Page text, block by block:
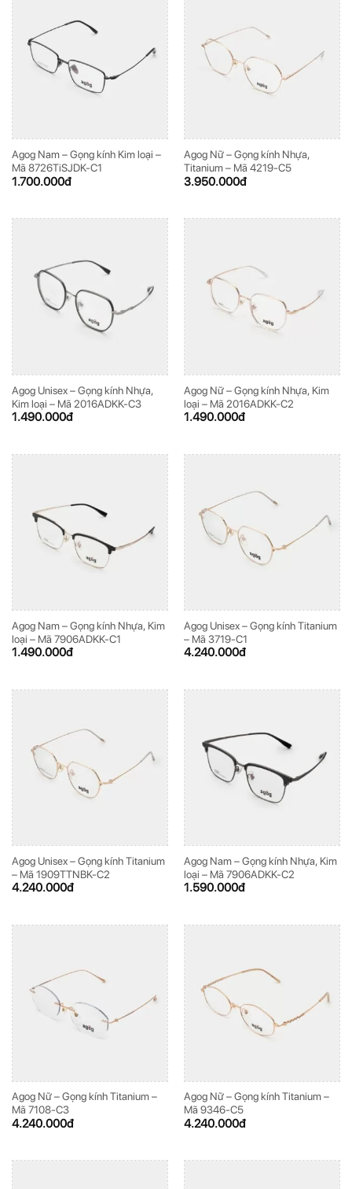
Agog Nam – Gọng kính Kim loại –
Mã 8726TiSJDK-C1
1.700.000đ
Agog Nữ – Gọng kính Nhựa,
Titanium – Mã 4219-C5
3.950.000đ
Agog Unisex – Gọng kính Nhựa,
Kim loại – Mã 2016ADKK-C3
1.490.000đ
Agog Nữ – Gọng kính Nhựa, Kim
loại – Mã 2016ADKK-C2
1.490.000đ
Agog Nam – Gọng kính Nhựa, Kim
loại – Mã 7906ADKK-C1
1.490.000đ
Agog Unisex – Gọng kính Titanium
– Mã 3719-C1
4.240.000đ
Agog Unisex – Gọng kính Titanium
– Mã 1909TTNBK-C2
4.240.000đ
Agog Nam – Gọng kính Nhựa, Kim
loại – Mã 7906ADKK-C2
1.590.000đ
Agog Nữ – Gọng kính Titanium –
Mã 7108-C3
4.240.000đ
Agog Nữ – Gọng kính Titanium –
Mã 9346-C5
4.240.000đ